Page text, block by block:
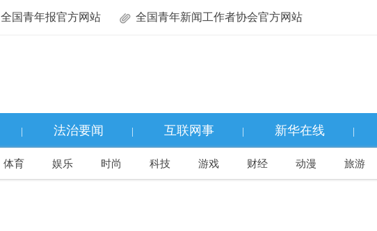
全国青年报官方网站 全国青年新闻工作者协会官方网站
法治要闻 互联网事 新华在线
体育 娱乐 时尚 科技 游戏 财经 动漫 旅游